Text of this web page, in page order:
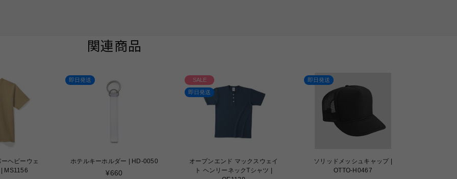
関連商品
発送
テルキーホルダー | HD-0050
即日発送
オープンエンド マックスウェイ
ト ヘンリーネックTシャツ |
ソリッドメッシュキャップ |
OTTO-H0467
即日発送
ドライTシャツ | MS1153